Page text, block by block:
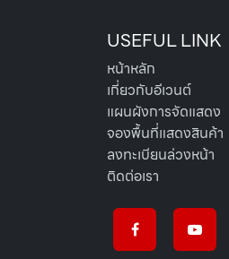
USEFUL LINK
หน้าหลัก
เกี่ยวกับอีเวนต์
แผนผังการจัดแสดง
จองพื้นที่แสดงสินค้า
ลงทะเบียนล่วงหน้า
ติดต่อเรา